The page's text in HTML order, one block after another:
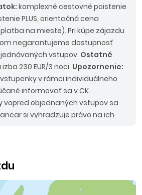
komplexné cestovné poistenie
PLUS, orientačná cena
(platba na mieste). Pri kúpe zájazdu
negarantujeme dostupnosť
vstupov. Ostatné
230 EUR/3 noci. Upozornenie:
v rámci individuálneho
informovať sa v CK.
vopred objednaných vstupov sa
si vyhradzuje právo na ich
si CK vyhradzuje právo na